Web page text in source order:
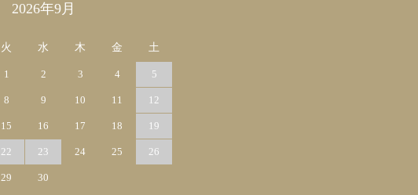
2026年9月
火 水 木 金 土
1 2 3 4 5
8 9 10 11 12
15 16 17 18 19
22 23 24 25 26
29 30